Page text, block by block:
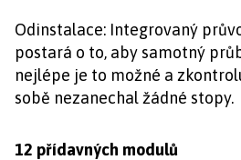
Odinstalace: Integrovaný
postará o to, aby samotný
nejlépe je to možné a
sobě nezanechal žádné stopy.
12 přídavných modulů